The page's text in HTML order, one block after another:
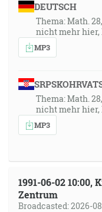
DEUTSCH
Thema: Math.
nicht mehr hier,
MP3
Thema: Math.
nicht mehr hier,
MP3
1991-06-02 10:00,
Zentrum
Broadcasted: 2026-